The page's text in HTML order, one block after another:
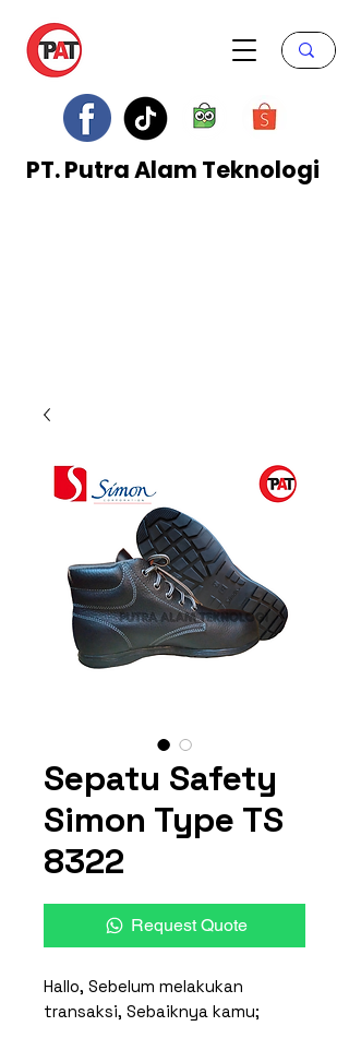
PT. Putra Alam Teknologi
Sepatu Safety
Simon Type TS
8322
Request Quote
Hallo, Sebelum melakukan
transaksi, Sebaiknya kamu;